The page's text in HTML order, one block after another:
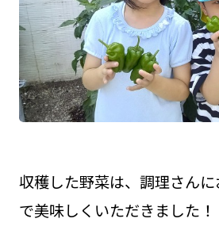
収穫した野菜は、調理さん
で美味しくいただきました！